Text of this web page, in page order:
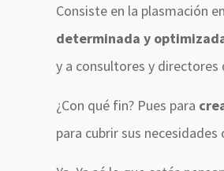
Consiste en la plasmación
determinada y
y a consultores y directores
¿Con qué fin? Pues para
para cubrir sus